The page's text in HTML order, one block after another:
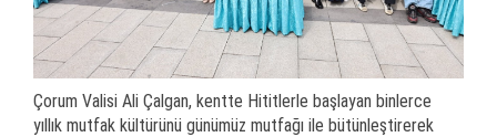
Çorum Valisi Ali Çalgan, kentte Hititlerle başlayan binlerce
yıllık mutfak kültürünü günümüz mutfağı ile bütünleştirerek